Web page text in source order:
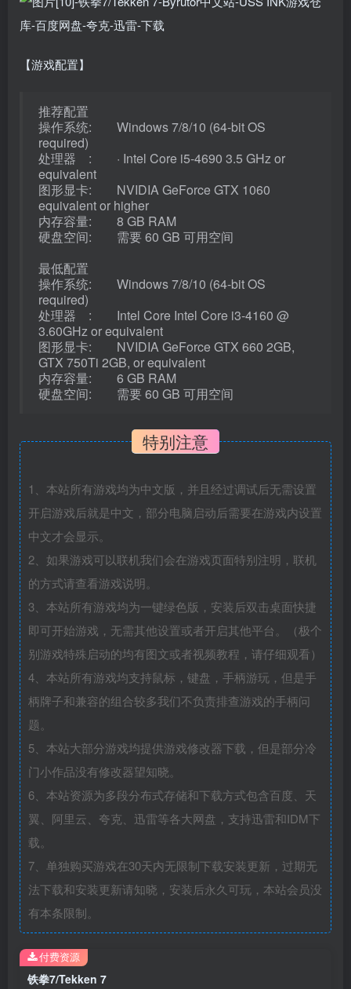
【游戏配置】
推荐配置
操作系统: Windows 7/8/10 (64-bit OS
required)
处理器 : · Intel Core i5-4690 3.5 GHz or
equivalent
图形显卡: NVIDIA GeForce GTX 1060
equivalent or higher
内存容量: 8 GB RAM
硬盘空间: 需要 60 GB 可用空间
最低配置
操作系统: Windows 7/8/10 (64-bit OS
required)
处理器 : Intel Core Intel Core i3-4160 @
3.60GHz or equivalent
图形显卡: NVIDIA GeForce GTX 660 2GB,
GTX 750Ti 2GB, or equivalent
内存容量: 6 GB RAM
硬盘空间: 需要 60 GB 可用空间
特别注意
1、本站所有游戏均为中文版，并且经过调试后无需设置
开启游戏后就是中文，部分电脑启动后需要在游戏内设置
中文才会显示。
2、如果游戏可以联机我们会在游戏页面特别注明，联机
的方式请查看游戏说明。
3、本站所有游戏均为一键绿色版，安装后双击桌面快捷
即可开始游戏，无需其他设置或者开启其他平台。（极个
别游戏特殊启动的均有图文或者视频教程，请仔细观看）
4、本站所有游戏均支持鼠标，键盘，手柄游玩，但是手
柄牌子和兼容的组合较多我们不负责排查游戏的手柄问
题。
5、本站大部分游戏均提供游戏修改器下载，但是部分冷
门小作品没有修改器望知晓。
6、本站资源为多段分布式存储和下载方式包含百度、天
翼、阿里云、夸克、迅雷等各大网盘，支持迅雷和IDM下
载。
7、单独购买游戏在30天内无限制下载安装更新，过期无
法下载和安装更新请知晓，安装后永久可玩，本站会员没
有本条限制。
铁拳7/Tekken 7
付费资源